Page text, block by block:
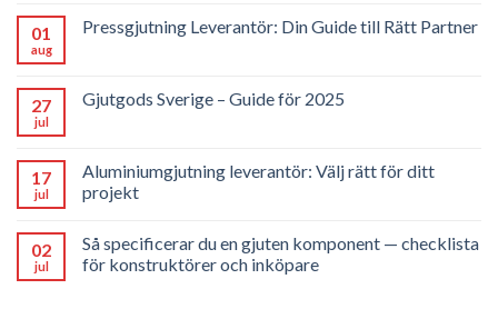
01
aug
Pressgjutning Leverantör: Din Guide till Rätt Partner
27
jul
Gjutgods Sverige – Guide för 2025
17
jul
Aluminiumgjutning leverantör: Välj rätt för ditt
projekt
02
jul
Så specificerar du en gjuten komponent — checklista
för konstruktörer och inköpare